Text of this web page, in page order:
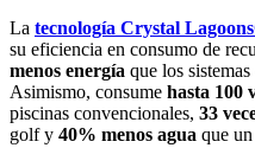
La tecnología Crystal
su eficiencia en consumo de
menos energía que los
Asimismo, consume hasta 100
piscinas convencionales, 33
golf y 40% menos agua que